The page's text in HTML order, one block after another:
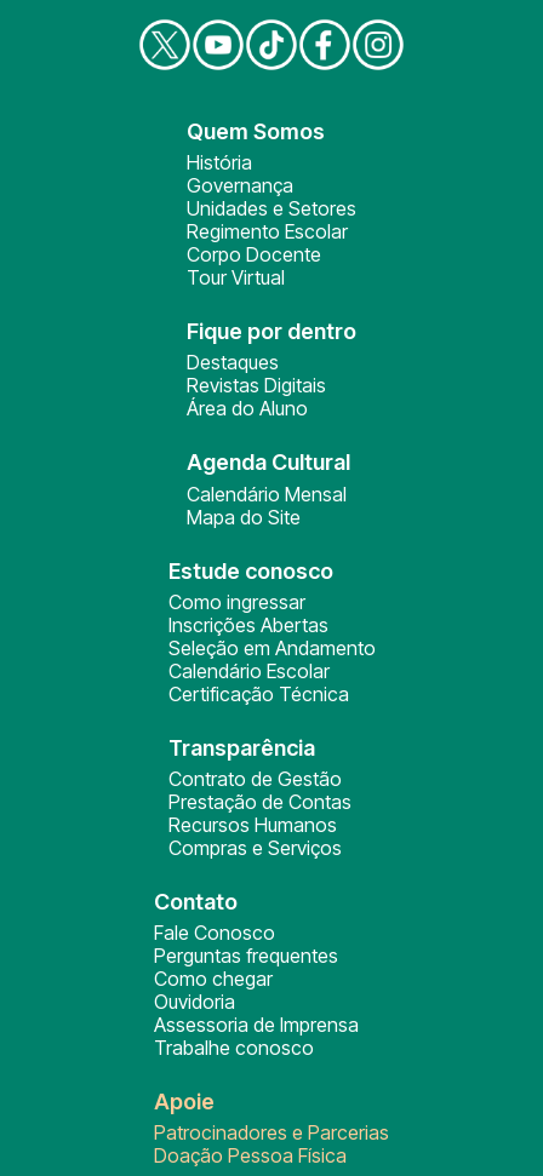
Quem Somos
História
Governança
Unidades e Setores
Regimento Escolar
Corpo Docente
Tour Virtual
Fique por dentro
Destaques
Revistas Digitais
Área do Aluno
Agenda Cultural
Calendário Mensal
Mapa do Site
Estude conosco
Como ingressar
Inscrições Abertas
Seleção em Andamento
Calendário Escolar
Certificação Técnica
Transparência
Contrato de Gestão
Prestação de Contas
Recursos Humanos
Compras e Serviços
Contato
Fale Conosco
Perguntas frequentes
Como chegar
Ouvidoria
Assessoria de Imprensa
Trabalhe conosco
Apoie
Patrocinadores e Parcerias
Doação Pessoa Física